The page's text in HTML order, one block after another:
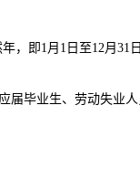
即1月1日至12月31日
毕业生、劳动失业